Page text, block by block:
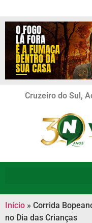
Cruzeiro do Sul,
Início » Corrida
no Dia das Crianças